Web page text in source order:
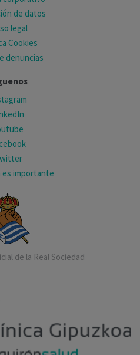
de datos
legal
Cookies
denuncias
es importante
de la Real Sociedad